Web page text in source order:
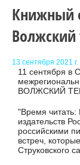
Книжный
Волжский
13 сентября 2021 г.
11 сентября в
ВОЛЖСКИЙ
"Время читать:
издательств
российскими
встреч,
Струковского